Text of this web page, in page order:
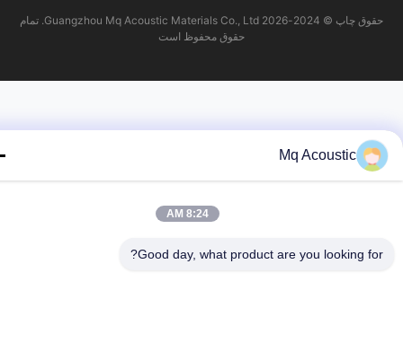
حقوق چاپ © 2024-2026 Guangzhou Mq Acoustic Materials Co., Ltd. تمام
حقوق محفوظ است
Mq Acoustic
8:24 AM
Good day, what product are you looking